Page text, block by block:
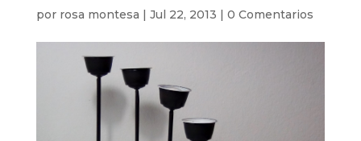
por rosa montesa | Jul 22, 2013 | 0 Comentarios